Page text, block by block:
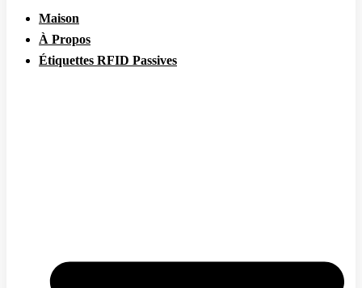
Maison
À Propos
Étiquettes RFID Passives